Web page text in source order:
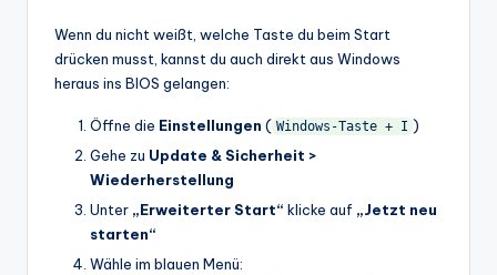
Wenn du nicht weißt, welche Taste du beim Start
drücken musst, kannst du auch direkt aus Windows
heraus ins BIOS gelangen:
Öffne die Einstellungen ( Windows-Taste + I )
Gehe zu Update & Sicherheit >
Wiederherstellung
Unter „Erweiterter Start“ klicke auf „Jetzt neu
starten“
Wähle im blauen Menü: